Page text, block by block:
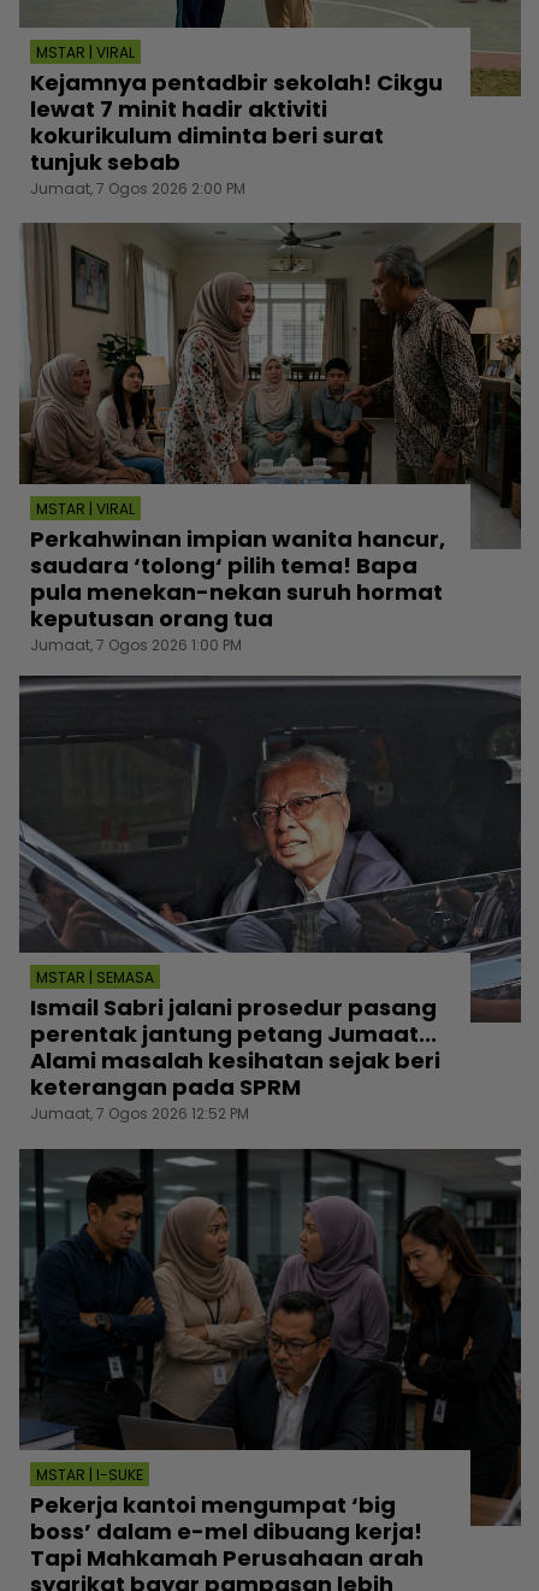
MSTAR | VIRAL
Kejamnya pentadbir sekolah! Cikgu
lewat 7 minit hadir aktiviti
kokurikulum diminta beri surat
tunjuk sebab
Jumaat, 7 Ogos 2026 2:00 PM
MSTAR | VIRAL
Perkahwinan impian wanita hancur,
saudara ‘tolong‘ pilih tema! Bapa
pula menekan-nekan suruh hormat
keputusan orang tua
Jumaat, 7 Ogos 2026 1:00 PM
MSTAR | SEMASA
Ismail Sabri jalani prosedur pasang
perentak jantung petang Jumaat...
Alami masalah kesihatan sejak beri
keterangan pada SPRM
Jumaat, 7 Ogos 2026 12:52 PM
MSTAR | I-SUKE
Pekerja kantoi mengumpat ‘big
boss’ dalam e-mel dibuang kerja!
Tapi Mahkamah Perusahaan arah
syarikat bayar pampasan lebih